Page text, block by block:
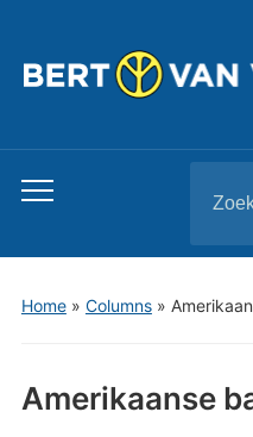
Toggle
menu
naar:
Home» Columns»
Amerikaanse